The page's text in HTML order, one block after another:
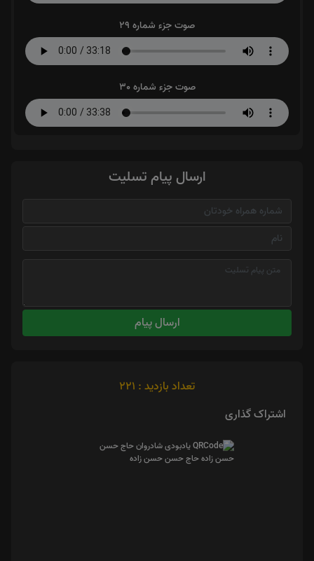
صوت جزء شماره 29
صوت جزء شماره 30
ارسال پیام تسلیت
ارسال پیام
تعداد بازدید : 221
اشتراک گذاری